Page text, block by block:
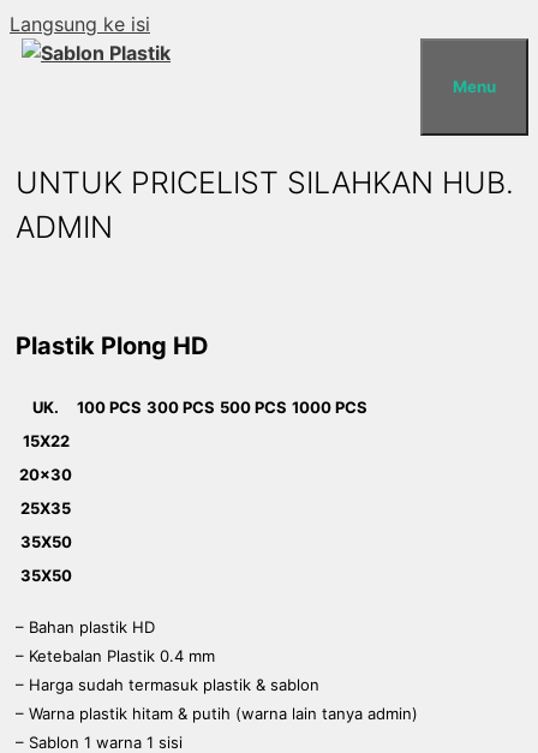
Langsung ke isi
Menu
UNTUK PRICELIST SILAHKAN HUB.
ADMIN
Plastik Plong HD
UK. 100 PCS 300 PCS 500 PCS 1000 PCS
15X22
20x30
25X35
35X50
35X50
– Bahan plastik HD
– Ketebalan Plastik 0.4 mm
– Harga sudah termasuk plastik & sablon
– Warna plastik hitam & putih (warna lain tanya admin)
– Sablon 1 warna 1 sisi